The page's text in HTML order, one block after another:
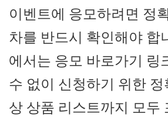
이벤트에 응모하려면 정
차를 반드시 확인해야 합
에서는 응모 바로가기 링
수 없이 신청하기 위한
상 상품 리스트까지 모두